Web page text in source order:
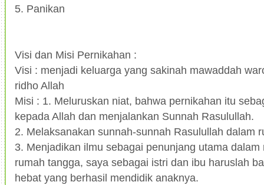
5. Panikan
Visi dan Misi Pernikahan :
Visi : menjadi keluarga yang sakinah mawaddah
ridho Allah
Misi : 1. Meluruskan niat, bahwa pernikahan itu
kepada Allah dan menjalankan Sunnah Rasulullah.
2. Melaksanakan sunnah-sunnah Rasulullah dalam
3. Menjadikan ilmu sebagai penunjang utama
rumah tangga, saya sebagai istri dan ibu haruslah
hebat yang berhasil mendidik anaknya.